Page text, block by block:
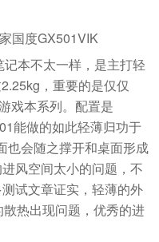
国度GX501VIK
本不太一样，是主打轻
，重要的是仅仅
戏本系列。配置是
能做的如此轻薄归功于
也会随之撑开和桌面形成
风空间太小的问题，不
试文章证实，轻薄的外
热出现问题，优秀的进